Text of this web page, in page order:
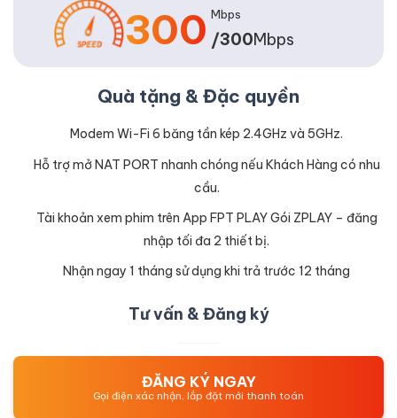
300 Mbps
/300Mbps
Quà tặng & Đặc quyền
Modem Wi-Fi 6 băng tần kép 2.4GHz và 5GHz.
Hỗ trợ mở NAT PORT nhanh chóng nếu Khách Hàng có nhu
cầu.
Tài khoản xem phim trên App FPT PLAY Gói ZPLAY – đăng
nhập tối đa 2 thiết bị.
Nhận ngay 1 tháng sử dụng khi trả trước 12 tháng
Tư vấn & Đăng ký
ĐĂNG KÝ NGAY
Gọi điện xác nhận, lắp đặt mới thanh toán